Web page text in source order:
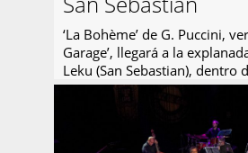
‘La Bohème’ de G. Puccini,
Garage’, llegará a la
Leku (San Sebastian), dentro